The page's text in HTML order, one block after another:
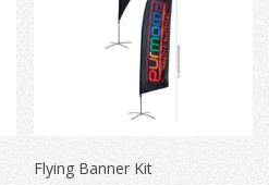
Flying Banner Kit